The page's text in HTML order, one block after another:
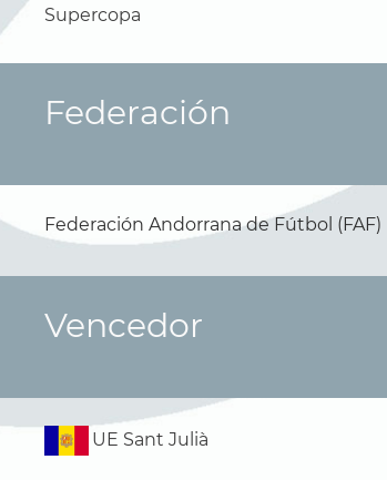
Supercopa
Federación
Federación Andorrana de Fútbol (FAF)
Vencedor
UE Sant Julià